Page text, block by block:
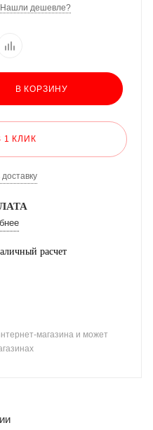
Нашли дешевле?
В КОРЗИНУ
1 КЛИК
расчет
магазина и может